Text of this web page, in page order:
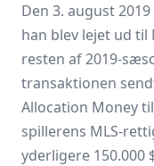
Den 3. august
han blev lejet ud til
resten af 2019-
transaktionen
Allocation Money
spillerens MLS-
yderligere